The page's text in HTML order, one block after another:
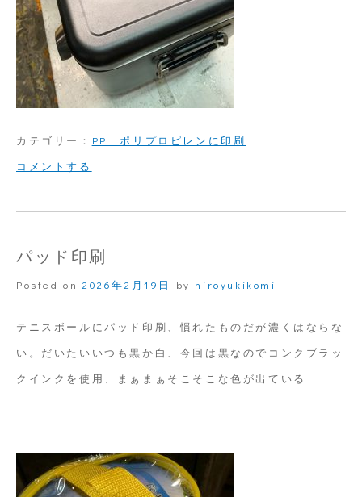
カテゴリー： PP ポリプロピレンに印刷
コメントする
き
ク
ー
ボ
パッド印刷
Posted on 2026年2月19日 by hiroyukikomi
テニスボールにパッド印刷、慣れたものだが濃くはならな
い。だいたいいつも黒か白、今回は黒なのでコンクブラッ
クインクを使用、まぁまぁそこそこな色が出ている